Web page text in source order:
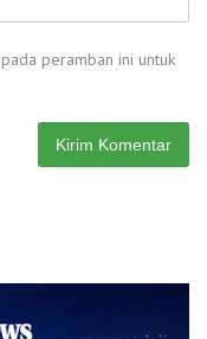
peramban ini untuk